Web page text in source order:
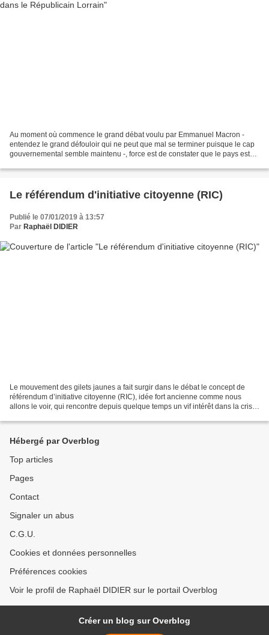
Au moment où commence le grand débat voulu par Emmanuel Macron -
entendez le grand défouloir qui ne peut que mal se terminer puisque le cap
gouvernemental semble maintenu -, force est de constater que le pays est
Le référendum d'initiative citoyenne (RIC)
Publié le 07/01/2019 à 13:57
Par Raphaël DIDIER
Le mouvement des gilets jaunes a fait surgir dans le débat le concept de
référendum d’initiative citoyenne (RIC), idée fort ancienne comme nous
allons le voir, qui rencontre depuis quelque temps un vif intérêt dans la crise
Hébergé par Overblog
Top articles
Pages
Contact
Signaler un abus
C.G.U.
Cookies et données personnelles
Préférences cookies
Voir le profil de Raphaël DIDIER sur le portail Overblog
Créer un blog sur Overblog